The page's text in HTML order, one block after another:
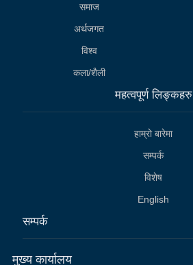
समाज
अर्थजगत
विश्व
कला/शैली
महत्वपूर्ण लिङ्कहरु
हाम्राे बारेमा
सम्पर्क
विशेष
English
सम्पर्क
मुख्य कार्यालय